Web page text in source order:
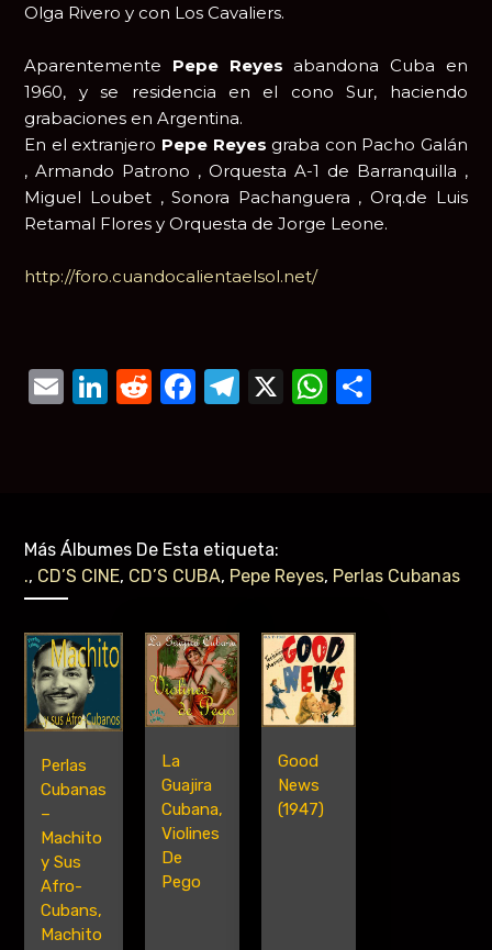
Olga Rivero y con Los Cavaliers.
Aparentemente Pepe Reyesabandona Cuba en
1960, y se residencia en el cono Sur, haciendo
grabaciones en Argentina.
En el extranjero Pepe Reyes graba con Pacho Galán
, Armando Patrono , Orquesta A-1 de Barranquilla ,
Miguel Loubet , Sonora Pachanguera , Orq.de Luis
Retamal Flores y Orquesta de Jorge Leone.
http://foro.cuandocalientaelsol.net/
Email
LinkedIn
Reddit
Facebook
Telegram
X
Más Álbumes De Esta etiqueta:
., CD’S CINE, CD’S CUBA, Pepe Reyes, Perlas Cubanas
Perlas
Cubanas
–
Machito
y Sus
Afro-
Cubans,
Machito
La
Guajira
Cubana,
Violines
De
Pego
Good
News
(1947)